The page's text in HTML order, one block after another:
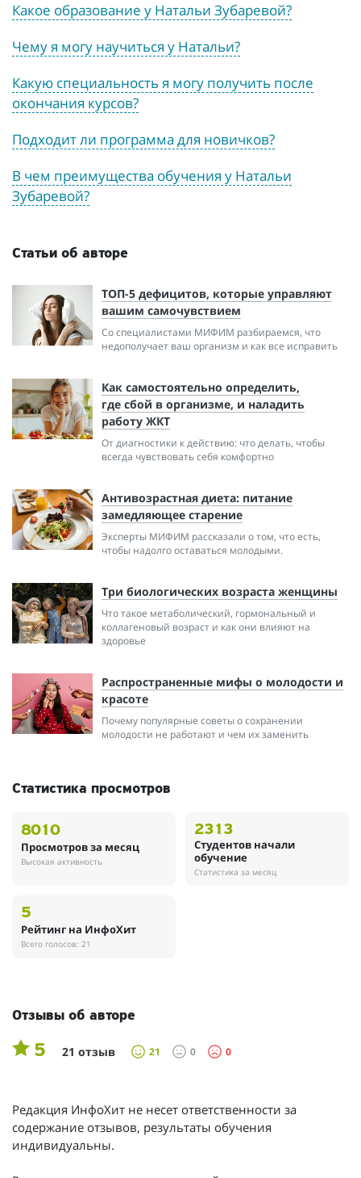
Какое образование у Натальи Зубаревой?
Чему я могу научиться у Натальи?
Какую специальность я могу получить после
окончания курсов?
Подходит ли программа для новичков?
В чем преимущества обучения у Натальи
Зубаревой?
Статьи об авторе
ТОП-5 дефицитов, которые управляют
вашим самочувствием
Со специалистами МИФИМ разбираемся, что
недополучает ваш организм и как все исправить
Как самостоятельно определить,
где сбой в организме, и наладить
работу ЖКТ
От диагностики к действию: что делать, чтобы
всегда чувствовать себя комфортно
Антивозрастная диета: питание
замедляющее старение
Эксперты МИФИМ рассказали о том, что есть,
чтобы надолго оставаться молодыми.
Три биологических возраста женщины
Что такое метаболический, гормональный и
коллагеновый возраст и как они влияют на
здоровье
Распространенные мифы о молодости и
красоте
Почему популярные советы о сохранении
молодости не работают и чем их заменить
Статистика просмотров
8010
Просмотров за месяц
Высокая активность
2313
Студентов начали
обучение
Статистика за месяц
5
Рейтинг на ИнфоХит
Всего голосов: 21
Отзывы об авторе
5 21 отзыв 21 0 0
Редакция ИнфоХит не несет ответственности за
содержание отзывов, результаты обучения
индивидуальны.